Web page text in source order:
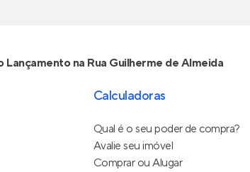
Lançamento na Rua Guilherme de Almeida
Calculadoras
Qual é o seu poder de compra?
Avalie seu imóvel
Comprar ou Alugar